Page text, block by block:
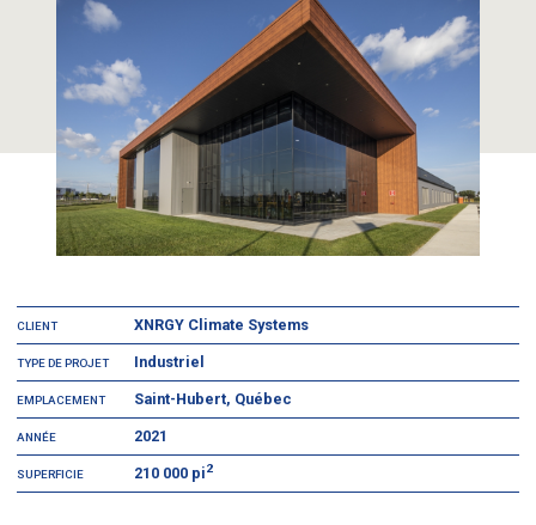
CLIENT XNRGY Climate Systems
TYPE DE PROJET Industriel
EMPLACEMENT Saint-Hubert, Québec
ANNÉE 2021
SUPERFICIE 210 000 pi2